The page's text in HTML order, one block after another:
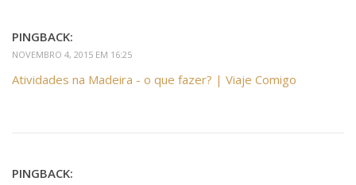
PINGBACK:
NOVEMBRO 4, 2015 EM 16:25
Atividades na Madeira - o que fazer? | Viaje Comigo
PINGBACK: